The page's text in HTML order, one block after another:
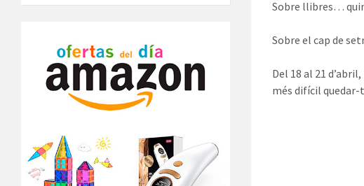
Sobre llibres…
Sobre el cap de
Del 18 al 21
més difícil quedar-